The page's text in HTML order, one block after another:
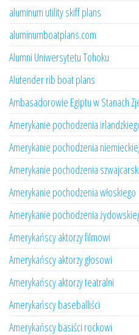
aluminum utility skiff plans
aluminumboatplans.com
Alumni Uniwersytetu Tohoku
Alutender rib boat plans
Ambasadorowie Egiptu w Stanach
Amerykanie pochodzenia
Amerykanie pochodzenia
Amerykanie pochodzenia
Amerykanie pochodzenia włoskiego
Amerykanie pochodzenia
Amerykańscy aktorzy filmowi
Amerykańscy aktorzy głosowi
Amerykańscy aktorzy teatralni
Amerykańscy baseballiści
Amerykańscy basiści rockowi